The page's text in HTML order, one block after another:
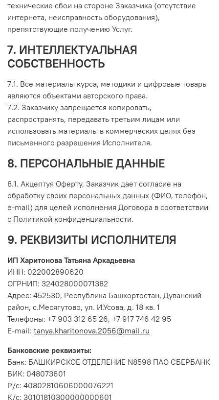
технические сбои на стороне Заказчика (отсутствие
интернета, неисправность оборудования),
препятствующие получению Услуг.
7. ИНТЕЛЛЕКТУАЛЬНАЯ
СОБСТВЕННОСТЬ
7.1. Все материалы курса, методики и цифровые товары
являются объектами авторского права.
7.2. Заказчику запрещается копировать,
распространять, передавать третьим лицам или
использовать материалы в коммерческих целях без
письменного разрешения Исполнителя.
8. ПЕРСОНАЛЬНЫЕ ДАННЫЕ
8.1. Акцептуя Оферту, Заказчик дает согласие на
обработку своих персональных данных (ФИО, телефон,
e-mail) для целей исполнения Договора в соответствии
с Политикой конфиденциальности.
9. РЕКВИЗИТЫ ИСПОЛНИТЕЛЯ
ИП Харитонова Татьяна Аркадьевна
ИНН: 022002890620
ОГРНИП: 324028000071382
Адрес: 452530, Республика Башкортостан, Дуванский
район, с.Месягутово, ул. И.Усова, д. 18 кв. 1
Телефоны: +7 903 312 65 26, +7 917 746 42 95
E-mail: tanya.kharitonova.2056@mail.ru
Банковские реквизиты:
Банк: БАШКИРСКОЕ ОТДЕЛЕНИЕ N8598 ПАО СБЕРБАНК
БИК: 048073601
Р/с: 40802810606000076221
К/с: 30101810300000000601